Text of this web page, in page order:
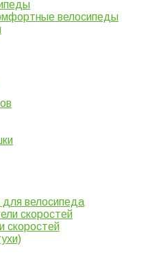
велосипеды
велосипеда
скоростей
скоростей